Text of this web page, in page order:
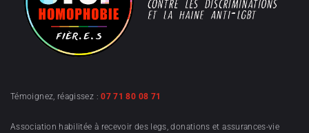
Témoignez, réagissez :07 71 80 08 71
Association habilitée à recevoir des legs, donations et assurances-vie